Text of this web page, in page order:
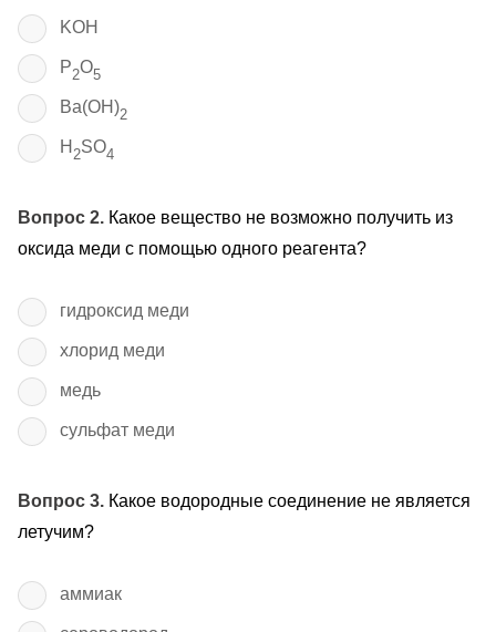
KOH
P2O5
Ba(OH)2
H 2SO4
Вопрос 2. Какое вещество не возможно получить из
оксида меди с помощью одного реагента?
гидроксид меди
хлорид меди
медь
сульфат меди
Вопрос 3. Какое водородные соединение не является
летучим?
аммиак